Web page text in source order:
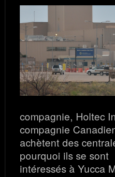
compagnie, Holtec
compagnie
achètent des
pourquoi ils se sont
intéressés à Yucca